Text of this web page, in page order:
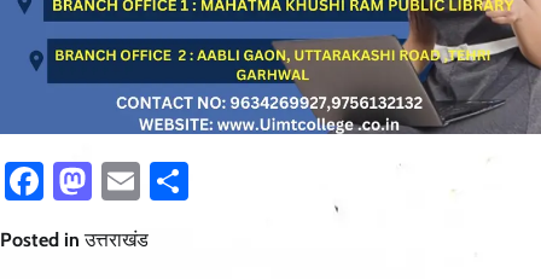
Facebook
Mastodon
Email
Posted inउत्तराखंड